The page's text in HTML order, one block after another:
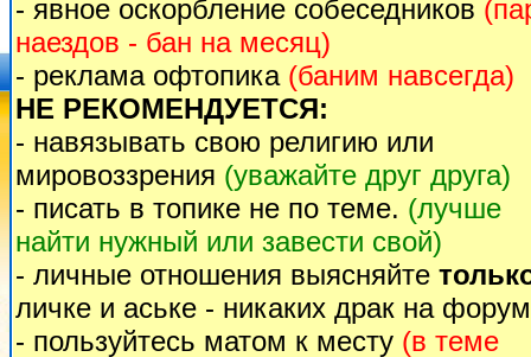
- явное оскорбление собеседников
наездов - бан на месяц)
- реклама офтопика (баним навсегда)
НЕ РЕКОМЕНДУЕТСЯ:
- навязывать свою религию или
мировоззрения (уважайте друг друга)
- писать в топике не по теме. (лучше
найти нужный или завести свой)
- личные отношения выясняйте
личке и аське - никаких драк на
- пользуйтесь матом к месту (в теме